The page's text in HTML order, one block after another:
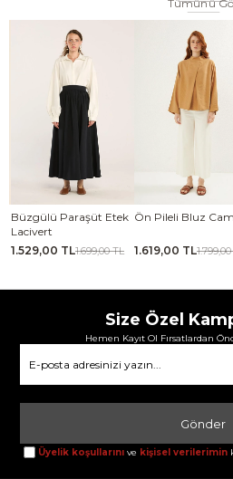
Tümünü
Büzgülü Paraşüt Etek
Lacivert
1.529,00 TL1.699,00 TL
Ön Pileli Bluz
1.619,00 TL
Size Özel
Hemen Kayıt Ol Fırsatlardan
Gönder
Üyelik koşullarını ve kişisel verilerimin